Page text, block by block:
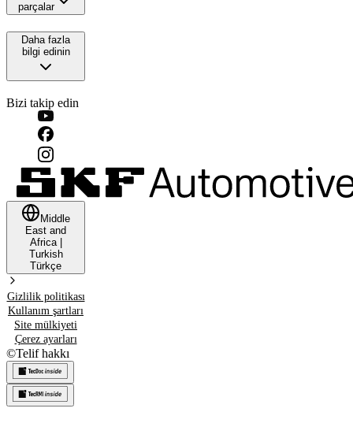
parçalar
Daha fazla
bilgi edinin
Bizi takip edin
Middle
East and
Africa|
Turkish
Türkçe
Gizlilik politikası
Kullanım şartları
Site mülkiyeti
Çerez ayarları
©Telif hakkı